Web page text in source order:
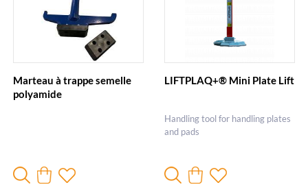
Marteau à trappe semelle
polyamide
LIFTPLAQ+® Mini Plate Lift
Handling tool for handling plates
and pads